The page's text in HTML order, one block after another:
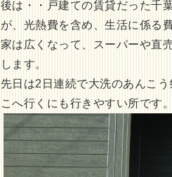
後は・・戸建ての賃貸だった千
が、光熱費を含め、生活に係る
家は広くなって、スーパーや直
します。
先日は2日連続で大洗のあんこ
こへ行くにも行きやすい所です。